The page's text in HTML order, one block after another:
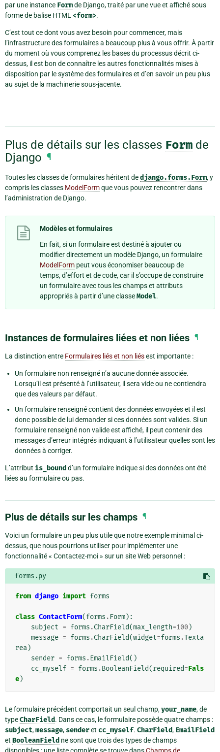
par une instance Formde Django, traité par une vue et affiché sous
forme de balise HTML <form>.
C’est tout ce dont vous avez besoin pour commencer, mais
l’infrastructure des formulaires a beaucoup plus à vous offrir. À partir
du moment où vous comprenez les bases du processus décrit ci-
dessus, il est bon de connaître les autres fonctionnalités mises à
disposition par le système des formulaires et d’en savoir un peu plus
au sujet de la machinerie sous-jacente.
Plus de détails sur les classes Form de
Django ¶
Toutes les classes de formulaires héritent dedjango.forms.Form, y
compris les classes ModelFormque vous pouvez rencontrer dans
l’administration de Django.
Modèles et formulaires
En fait, si un formulaire est destiné à ajouter ou
modifier directement un modèle Django, un formulaire
ModelForm peut vous économiser beaucoup de
temps, d’effort et de code, car il s’occupe de construire
un formulaire avec tous les champs et attributs
appropriés à partir d’une classeModel.
Instances de formulaires liées et non liées ¶
La distinction entre Formulaires liés et non liésest importante :
Un formulaire non renseigné n’a aucune donnée associée.
Lorsqu’il est présenté à l’utilisateur, il sera vide ou ne contiendra
que des valeurs par défaut.
Un formulaire renseigné contient des données envoyées et il est
donc possible de lui demander si ces données sont valides. Si un
formulaire renseigné non valide est affiché, il peut contenir des
messages d’erreur intégrés indiquant à l’utilisateur quelles sont les
données à corriger.
L’attribut is_bound d’un formulaire indique si des données ont été
liées au formulaire ou pas.
Plus de détails sur les champs ¶
Voici un formulaire un peu plus utile que notre exemple minimal ci-
dessus, que nous pourrions utiliser pour implémenter une
fonctionnalité « Contactez-moi » sur un site Web personnel :
forms.py
from django import forms
class ContactForm(forms . Form):
subject = forms .CharField(max_length=100)
message = forms .CharField(widget=forms .Texta
rea)
sender = forms .EmailField()
cc_myself = forms .BooleanField(required=Fals
e)
Le formulaire précédent comportait un seul champ,your_name, de
typeCharField. Dans ce cas, le formulaire possède quatre champs :
subject,message, senderet cc_myself. CharField, EmailField
et BooleanField ne sont que trois des types de champs